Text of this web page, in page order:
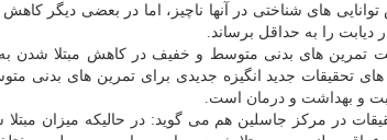
های شناختی در آنها ناچیز، اما در بعضی دیگر كاهش
دیابت را به حداقل برساند.
تمرین های بدنی متوسط و خفیف در كاهش مبتلا شدن
های تحقیقات جدید انگیزه جدیدی برای تمرین های بدنی
و بهداشت و درمان است.
در مركز جاسلین هم می گوید: در حالیكه میزان مبتلا